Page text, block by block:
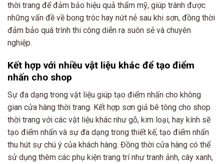
thời trang để đảm bảo hiệu quả thẩm mỹ, giúp tránh được
những vấn đề về bong tróc hay nứt nẻ sau khi sơn, đồng thời
đảm bảo quá trình thi công diễn ra suôn sẻ và chuyên
nghiệp.
Kết hợp với nhiều vật liệu khác để tạo điểm
nhấn cho shop
Sự đa dạng trong vật liệu giúp tạo điểm nhấn cho không
gian cửa hàng thời trang. Kết hợp sơn giả bê tông cho shop
thời trang với các vật liệu khác như gỗ, kim loại, hay kính sẽ
tạo điểm nhấn và sự đa dạng trong thiết kế, tạo điểm nhấn
thu hút sự chú ý của khách hàng. Đồng thời cửa hàng có thể
sử dụng thêm các phụ kiện trang trí như tranh ảnh, cây xanh,